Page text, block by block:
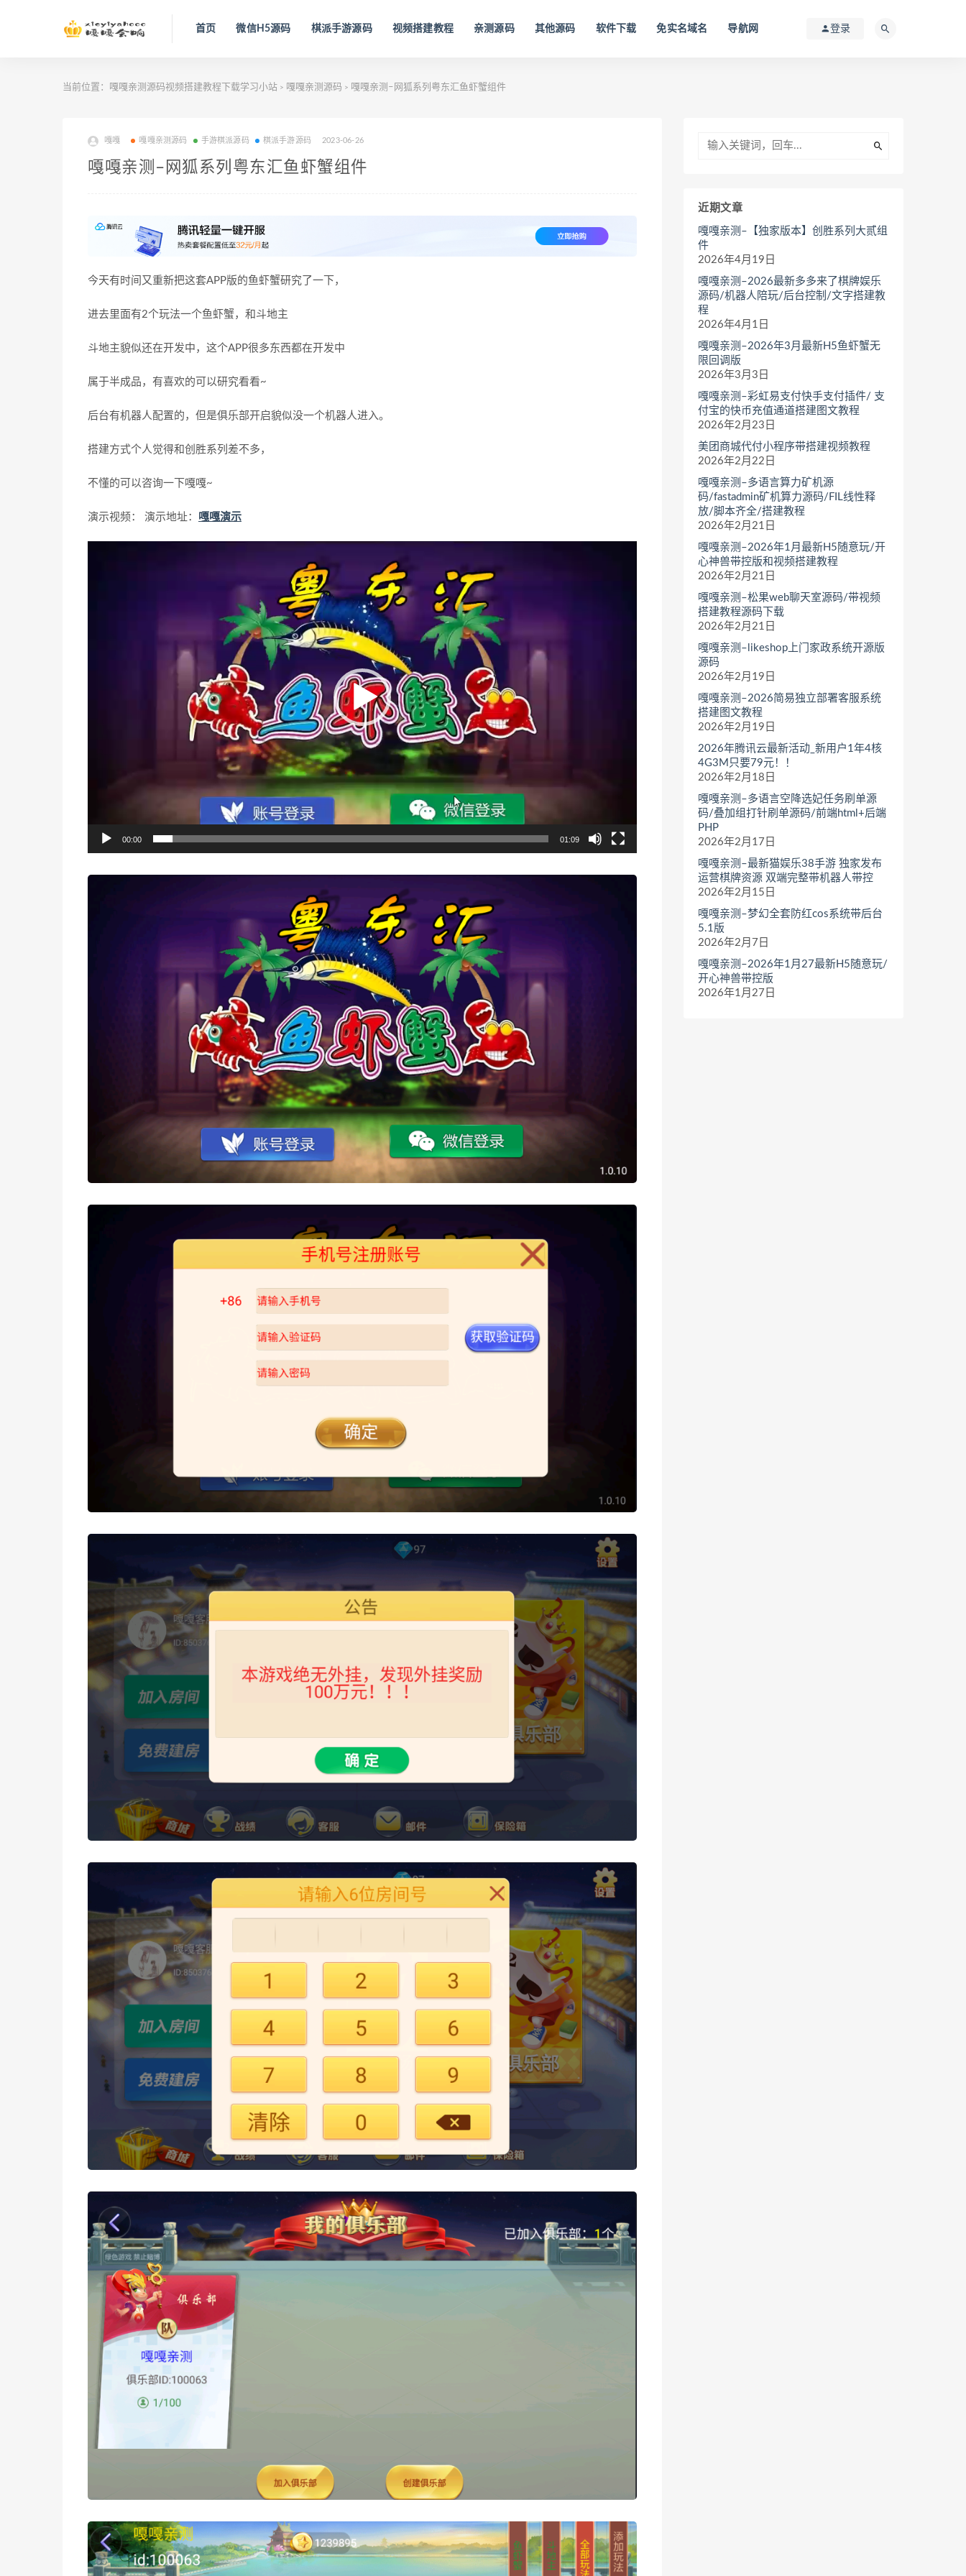
首页 微信H5源码 棋派手游源码 视频搭建教程 亲测源码 其他源码 软件下载 免实名域名 导航网 登录
当前位置： 嘎嘎亲测源码视频搭建教程下载学习小站 > 嘎嘎亲测源码 > 嘎嘎亲测–网狐系列粤东汇鱼虾蟹组件
嘎嘎 嘎嘎亲测源码 手游棋派源码 棋派手游源码 2023-06-26
嘎嘎亲测–网狐系列粤东汇鱼虾蟹组件
今天有时间又重新把这套APP版的鱼虾蟹研究了一下，
进去里面有2个玩法一个鱼虾蟹，和斗地主
斗地主貌似还在开发中，这个APP很多东西都在开发中
属于半成品，有喜欢的可以研究看看~
后台有机器人配置的，但是俱乐部开启貌似没一个机器人进入。
搭建方式个人觉得和创胜系列差不多，
不懂的可以咨询一下嘎嘎~
演示视频： 演示地址： 嘎嘎演示
00:00 01:09
近期文章
嘎嘎亲测–【独家版本】创胜系列大贰组
件
2026年4月19日
嘎嘎亲测–2026最新多多来了棋牌娱乐
源码/机器人陪玩/后台控制/文字搭建教
程
2026年4月1日
嘎嘎亲测–2026年3月最新H5鱼虾蟹无
限回调版
2026年3月3日
嘎嘎亲测–彩虹易支付快手支付插件/ 支
付宝的快币充值通道搭建图文教程
2026年2月23日
美团商城代付小程序带搭建视频教程
2026年2月22日
嘎嘎亲测–多语言算力矿机源
码/fastadmin矿机算力源码/FIL线性释
放/脚本齐全/搭建教程
2026年2月21日
嘎嘎亲测–2026年1月最新H5随意玩/开
心神兽带控版和视频搭建教程
2026年2月21日
嘎嘎亲测–松果web聊天室源码/带视频
搭建教程源码下载
2026年2月21日
嘎嘎亲测–likeshop上门家政系统开源版
源码
2026年2月19日
嘎嘎亲测–2026简易独立部署客服系统
搭建图文教程
2026年2月19日
2026年腾讯云最新活动_新用户1年4核
4G3M只要79元！！
2026年2月18日
嘎嘎亲测–多语言空降选妃任务刷单源
码/叠加组打针刷单源码/前端html+后端
PHP
2026年2月17日
嘎嘎亲测–最新猫娱乐38手游 独家发布
运营棋牌资源 双端完整带机器人带控
2026年2月15日
嘎嘎亲测–梦幻全套防红cos系统带后台
5.1版
2026年2月7日
嘎嘎亲测–2026年1月27最新H5随意玩/
开心神兽带控版
2026年1月27日